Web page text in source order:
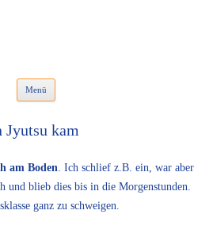
Menü Zum Inhalt springen
kam
am Boden. Ich schlief z.B. ein, war aber
und blieb dies bis in die Morgenstunden.
ganz zu schweigen.